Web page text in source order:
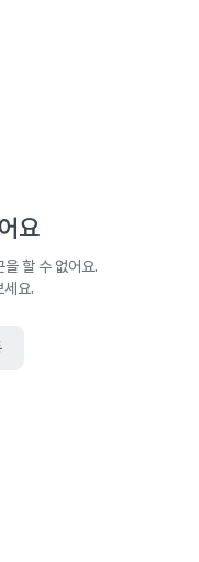
요
할 수 없어요.
세요.